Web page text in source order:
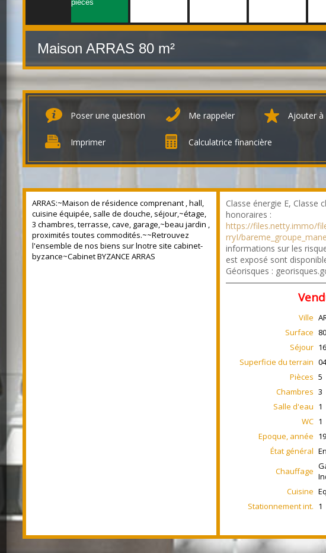
Maison ARRAS 80 m²
Poser une question Me rappeler Ajouter à
Imprimer Calculatrice financière
ARRAS:~Maison de résidence comprenant , hall,
cuisine équipée, salle de douche, séjour,~étage,
3 chambres, terrasse, cave, garage,~beau jardin ,
proximités toutes commodités.~~Retrouvez
l'ensemble de nos biens sur lnotre site cabinet-
byzance~Cabinet BYZANCE ARRAS
Classe énergie E, Classe
honoraires :
https://files.netty.immo/
rryI/
informations sur les
est exposé sont
Géorisques :
Ville
Surface
Séjour 16
Superficie du terrain
Pièces 5
Chambres 3
Salle d'eau 1
WC 1
Epoque, année
État général
Chauffage
Cuisine
Stationnement int. 1